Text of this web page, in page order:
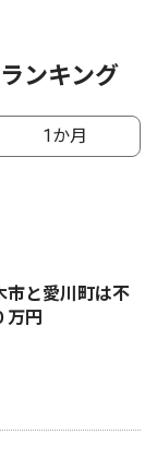
ンキング
1か月
と愛川町は不
万円